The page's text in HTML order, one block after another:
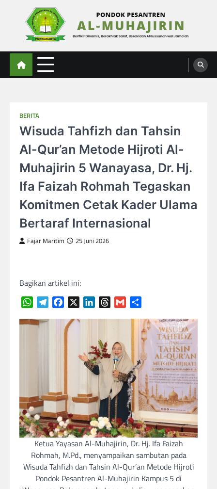
Al-Muhajirin
Berpikir Dinamis – Berakhlak Salaf – Berakidah Ahlussunah wal Jamaah
BERITA
Wisuda Tahfizh dan Tahsin
Al-Qur’an Metode Hijroti Al-
Muhajirin 5 Wanayasa, Dr. Hj.
Ifa Faizah Rohmah Tegaskan
Komitmen Cetak Kader Ulama
Bertaraf Internasional
Fajar Maritim 25 Juni 2026
Bagikan artikel ini:
WhatsAppTelegramFacebook LinkedInThreads
Gmail
Ketua Yayasan Al-Muhajirin, Dr. Hj. Ifa Faizah
Rohmah, M.Pd., menyampaikan sambutan pada
Wisuda Tahfizh dan Tahsin Al-Qur’an Metode Hijroti
Pondok Pesantren Al-Muhajirin Kampus 5 di